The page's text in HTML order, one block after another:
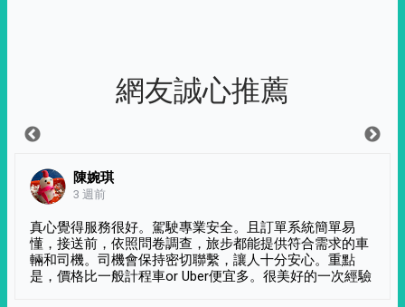
網友誠心推薦
陳婉琪
3 週前
真心覺得服務很好。駕駛專業安全。且訂單系統簡單易
懂，接送前，依照問卷調查，旅步都能提供符合需求的車
輛和司機。司機會保持密切聯繫，讓人十分安心。重點
是，價格比一般計程車or Uber便宜多。很美好的一次經驗